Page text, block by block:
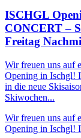
ISCHGL
CONCERT –
Freitag
Wir freuen uns auf
Opening in Ischgl!
in die neue
Skiwochen...
Wir freuen uns auf
Opening in Ischgl!